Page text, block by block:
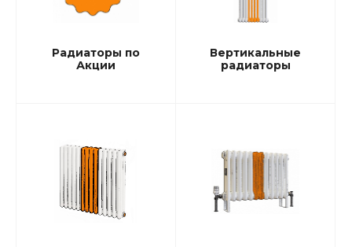
Радиаторы по
Акции
Вертикальные
радиаторы